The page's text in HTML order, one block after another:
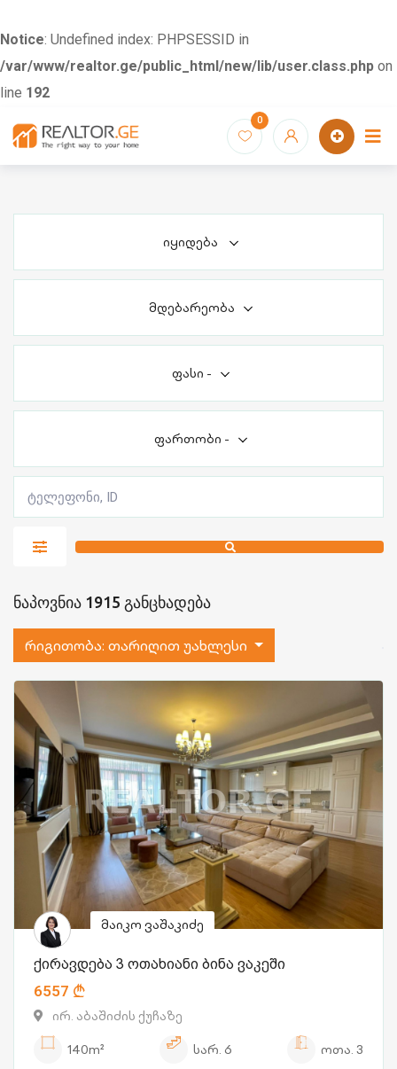
Notice: Undefined index: PHPSESSID in
/var/www/realtor.ge/public_html/new/lib/user.class.php on
line 192
0
იყიდება
მდებარეობა
ფასი -
ფართობი -
ნაპოვნია 1915 განცხადება
რიგითობა: თარიღით უახლესი
მაიკო ვაშაკიძე
ქირავდება 3 ოთახიანი ბინა ვაკეში
6557
ირ. აბაშიძის ქუჩაზე
140m²
სარ. 6 ოთა. 3